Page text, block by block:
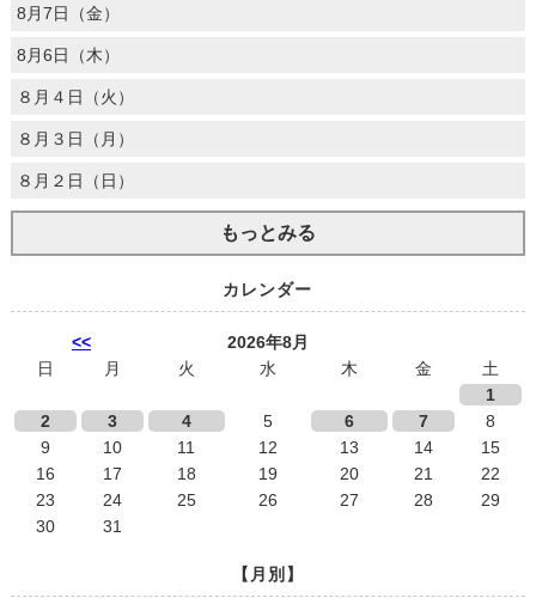
8月7日（金）
8月6日（木）
８月４日（火）
８月３日（月）
８月２日（日）
もっとみる
カレンダー
<<
2026年8月
日
月 火 水 木 金
土
1
2
3 4 5 6 7
8
9
10 11 12 13 14
15
16
17 18 19 20 21
22
23
24 25 26 27 28
29
30
31
【月別】